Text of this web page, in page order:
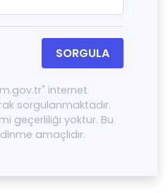
SORGULA
internet
sorgulanmaktadır.
geçerliliği yoktur. Bu
amaçlıdır.